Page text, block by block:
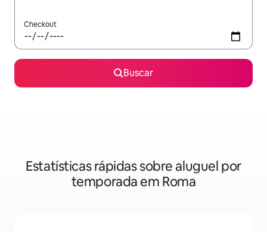
Checkout
Buscar
Estatísticas rápidas sobre aluguel por
temporada em Roma